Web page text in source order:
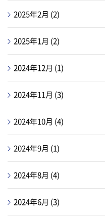
2025年2月 (2)
2025年1月 (2)
2024年12月 (1)
2024年11月 (3)
2024年10月 (4)
2024年9月 (1)
2024年8月 (4)
2024年6月 (3)